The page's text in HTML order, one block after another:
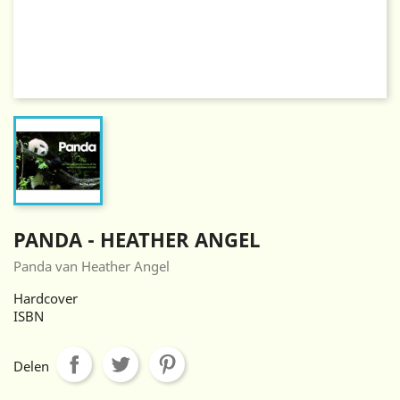
PANDA - HEATHER ANGEL
Panda van Heather Angel
Hardcover
ISBN
Delen